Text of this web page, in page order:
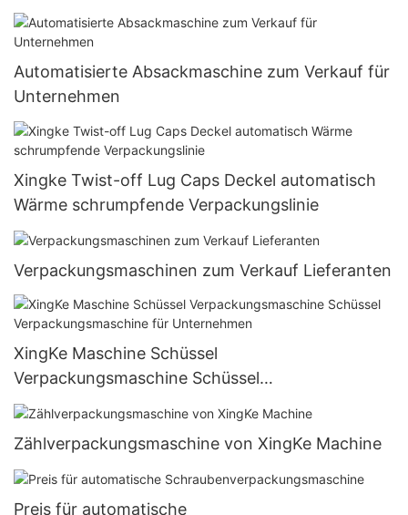
Automatisierte Absackmaschine zum Verkauf für
Unternehmen
Xingke Twist-off Lug Caps Deckel automatisch
Wärme schrumpfende Verpackungslinie
Verpackungsmaschinen zum Verkauf Lieferanten
XingKe Maschine Schüssel
Verpackungsmaschine Schüssel
Verpackungsmaschine für Unternehmen
Zählverpackungsmaschine von XingKe Machine
Preis für automatische